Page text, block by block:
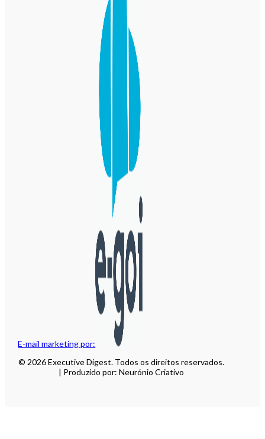
E-mail marketing por:
© 2026 Executive Digest. Todos os direitos reservados.
| Produzido por: Neurónio Criativo